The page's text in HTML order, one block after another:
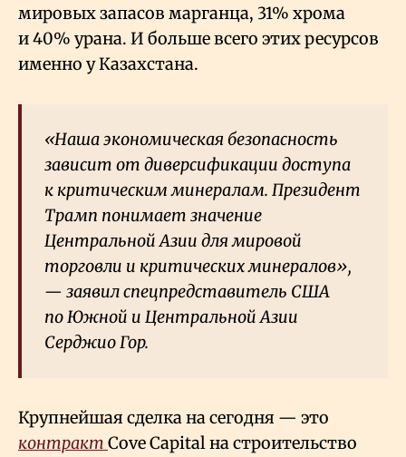
мировых запасов марганца, 31% хрома
и 40% урана. И больше всего этих ресурсов
именно у Казахстана.
«Наша экономическая безопасность
зависит от диверсификации доступа
к критическим минералам. Президент
Трамп понимает значение
Центральной Азии для мировой
торговли и критических минералов»,
— заявил спецпредставитель США
по Южной и Центральной Азии
Серджио Гор.
Крупнейшая сделка на сегодня — это
контракт Cove Capital на строительство